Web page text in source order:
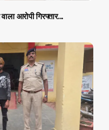
आरोपी गिरफ्तार...